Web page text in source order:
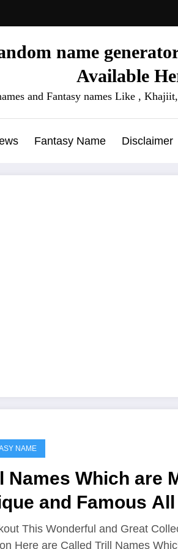
name
Available
and Fantasy names Like ,
Fantasy Name Disclaimer
NAME
Names Which are
and Famous
Worlds
This Wonderful and Great
Here are Called Trill Names